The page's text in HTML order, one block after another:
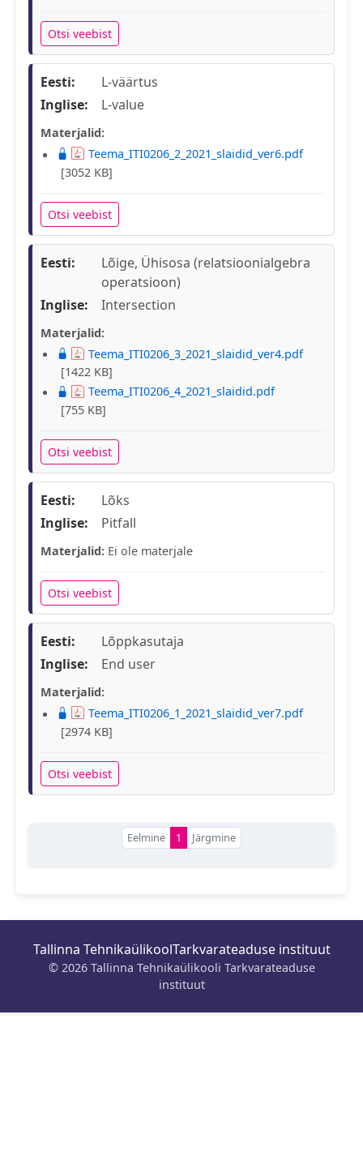
Otsi veebist
Eesti:
L-väärtus
Inglise:
L-value
Materjalid:
Teema_ITI0206_2_2021_slaidid_ver6.pdf
[3052 KB]
Otsi veebist
Eesti:
Lõige, Ühisosa (relatsioonialgebra
operatsioon)
Inglise:
Intersection
Materjalid:
Teema_ITI0206_3_2021_slaidid_ver4.pdf
[1422 KB]
Teema_ITI0206_4_2021_slaidid.pdf
[755 KB]
Otsi veebist
Eesti:
Lõks
Inglise:
Pitfall
Materjalid: Ei ole materjale
Otsi veebist
Eesti:
Lõppkasutaja
Inglise:
End user
Materjalid:
Teema_ITI0206_1_2021_slaidid_ver7.pdf
[2974 KB]
Otsi veebist
Eelmine 1 Järgmine
Tallinna TehnikaülikoolTarkvarateaduse instituut
© 2026 Tallinna Tehnikaülikooli Tarkvarateaduse
instituut